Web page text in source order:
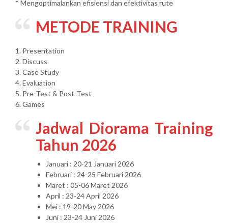
* Mengoptimalankan efisiensi dan efektivitas rute
METODE TRAINING
1. Presentation
2. Discuss
3. Case Study
4. Evaluation
5. Pre-Test & Post-Test
6. Games
Jadwal Diorama Training
Tahun 2026
Januari : 20-21 Januari 2026
Februari : 24-25 Februari 2026
Maret : 05-06 Maret 2026
April : 23-24 April 2026
Mei : 19-20 May 2026
Juni : 23-24 Juni 2026